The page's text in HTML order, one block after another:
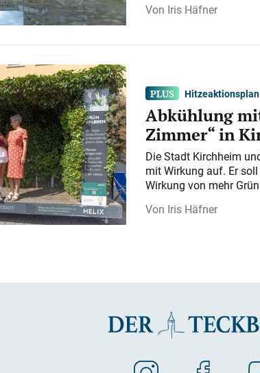
Iris Häfner
Hitzeaktionsplan
Abkühlung
Zimmer“ in
Die Stadt Kirchheim
mit Wirkung auf. Er
Wirkung von mehr
Iris Häfner